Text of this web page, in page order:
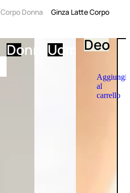
DonnaUomoDeo
Aggiungi
al
carrello
Corpo Donna
Ginza Latte Corpo